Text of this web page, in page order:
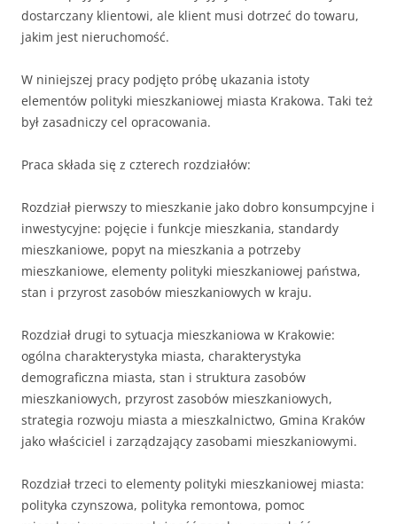
dostarczany klientowi, ale klient musi dotrzeć do towaru,
jakim jest nieruchomość.
W niniejszej pracy podjęto próbę ukazania istoty
elementów polityki mieszkaniowej miasta Krakowa. Taki też
był zasadniczy cel opracowania.
Praca składa się z czterech rozdziałów:
Rozdział pierwszy to mieszkanie jako dobro konsumpcyjne i
inwestycyjne: pojęcie i funkcje mieszkania, standardy
mieszkaniowe, popyt na mieszkania a potrzeby
mieszkaniowe, elementy polityki mieszkaniowej państwa,
stan i przyrost zasobów mieszkaniowych w kraju.
Rozdział drugi to sytuacja mieszkaniowa w Krakowie:
ogólna charakterystyka miasta, charakterystyka
demograficzna miasta, stan i struktura zasobów
mieszkaniowych, przyrost zasobów mieszkaniowych,
strategia rozwoju miasta a mieszkalnictwo, Gmina Kraków
jako właściciel i zarządzający zasobami mieszkaniowymi.
Rozdział trzeci to elementy polityki mieszkaniowej miasta:
polityka czynszowa, polityka remontowa, pomoc